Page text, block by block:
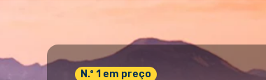
N.º 1 em preço